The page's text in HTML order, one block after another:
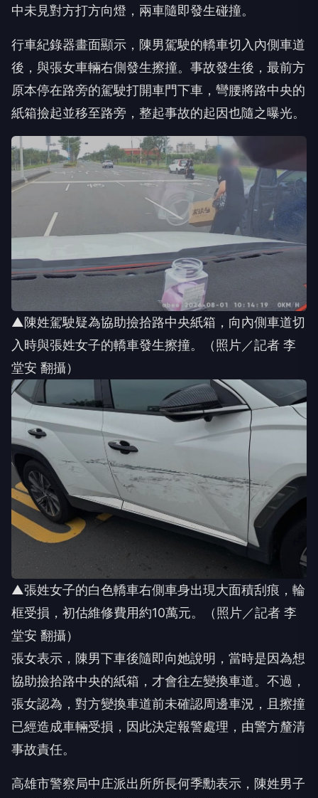
中未見對方打方向燈，兩車隨即發生碰撞。
行車紀錄器畫面顯示，陳男駕駛的轎車切入內側車道
後，與張女車輛右側發生擦撞。事故發生後，最前方
原本停在路旁的駕駛打開車門下車，彎腰將路中央的
紙箱撿起並移至路旁，整起事故的起因也隨之曝光。
▲陳姓駕駛疑為協助撿拾路中央紙箱，向內側車道切
入時與張姓女子的轎車發生擦撞。（照片／記者 李
堂安 翻攝）
▲張姓女子的白色轎車右側車身出現大面積刮痕，輪
框受損，初估維修費用約10萬元。（照片／記者 李
堂安 翻攝）
張女表示，陳男下車後隨即向她說明，當時是因為想
協助撿拾路中央的紙箱，才會往左變換車道。不過，
張女認為，對方變換車道前未確認周邊車況，且擦撞
已經造成車輛受損，因此決定報警處理，由警方釐清
事故責任。
高雄市警察局中庄派出所所長何季勳表示，陳姓男子